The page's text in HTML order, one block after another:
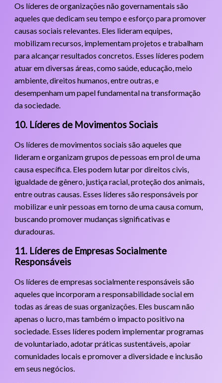
Os líderes de organizações não governamentais são
aqueles que dedicam seu tempo e esforço para promover
causas sociais relevantes. Eles lideram equipes,
mobilizam recursos, implementam projetos e trabalham
para alcançar resultados concretos. Esses líderes podem
atuar em diversas áreas, como saúde, educação, meio
ambiente, direitos humanos, entre outras, e
desempenham um papel fundamental na transformação
da sociedade.
10. Líderes de Movimentos Sociais
Os líderes de movimentos sociais são aqueles que
lideram e organizam grupos de pessoas em prol de uma
causa específica. Eles podem lutar por direitos civis,
igualdade de gênero, justiça racial, proteção dos animais,
entre outras causas. Esses líderes são responsáveis por
mobilizar e unir pessoas em torno de uma causa comum,
buscando promover mudanças significativas e
duradouras.
11. Líderes de Empresas Socialmente
Responsáveis
Os líderes de empresas socialmente responsáveis são
aqueles que incorporam a responsabilidade social em
todas as áreas de suas organizações. Eles buscam não
apenas o lucro, mas também o impacto positivo na
sociedade. Esses líderes podem implementar programas
de voluntariado, adotar práticas sustentáveis, apoiar
comunidades locais e promover a diversidade e inclusão
em seus negócios.